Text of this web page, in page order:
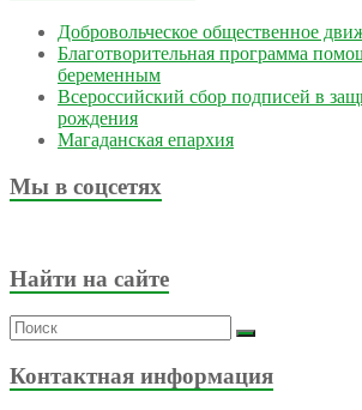
Добровольческое общественное
Благотворительная программа
беременным
Всероссийский сбор подписей в
рождения
Магаданская епархия
Мы в соцсетях
Найти на сайте
Контактная информация